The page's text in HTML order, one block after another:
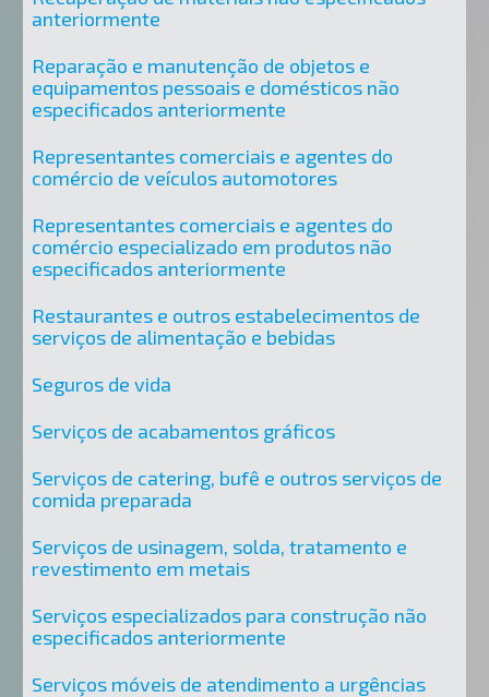
anteriormente
Reparação e manutenção de objetos e
equipamentos pessoais e domésticos não
especificados anteriormente
Representantes comerciais e agentes do
comércio de veículos automotores
Representantes comerciais e agentes do
comércio especializado em produtos não
especificados anteriormente
Restaurantes e outros estabelecimentos de
serviços de alimentação e bebidas
Seguros de vida
Serviços de acabamentos gráficos
Serviços de catering, bufê e outros serviços de
comida preparada
Serviços de usinagem, solda, tratamento e
revestimento em metais
Serviços especializados para construção não
especificados anteriormente
Serviços móveis de atendimento a urgências